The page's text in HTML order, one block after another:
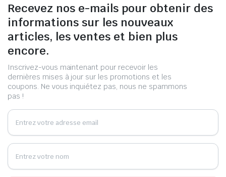
Recevez nos e-mails pour obtenir des
informations sur les nouveaux
articles, les ventes et bien plus
encore.
Inscrivez-vous maintenant pour recevoir les
dernières mises à jour sur les promotions et les
coupons. Ne vous inquiétez pas, nous ne spammons
pas !